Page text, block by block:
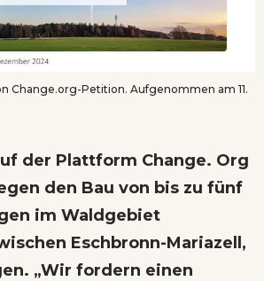
Change.org-Petition. Aufgenommen am 11.
der Plattform Change. Org
den Bau von bis zu fünf
im Waldgebiet
Eschbronn-Mariazell,
„Wir fordern einen